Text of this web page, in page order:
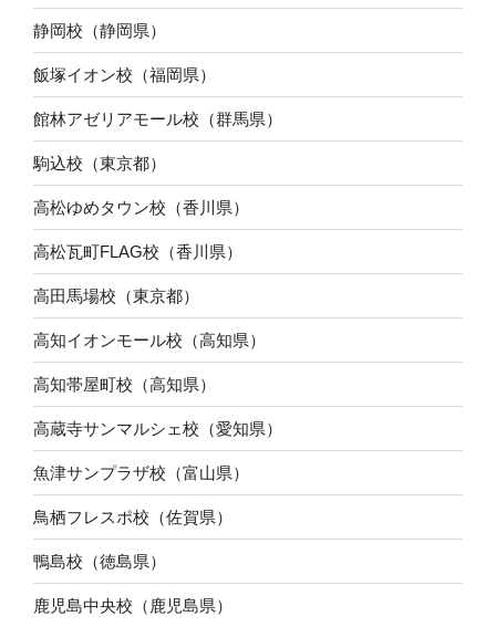
静岡校（静岡県）
飯塚イオン校（福岡県）
館林アゼリアモール校（群馬県）
駒込校（東京都）
高松ゆめタウン校（香川県）
高松瓦町FLAG校（香川県）
高田馬場校（東京都）
高知イオンモール校（高知県）
高知帯屋町校（高知県）
高蔵寺サンマルシェ校（愛知県）
魚津サンプラザ校（富山県）
鳥栖フレスポ校（佐賀県）
鴨島校（徳島県）
鹿児島中央校（鹿児島県）